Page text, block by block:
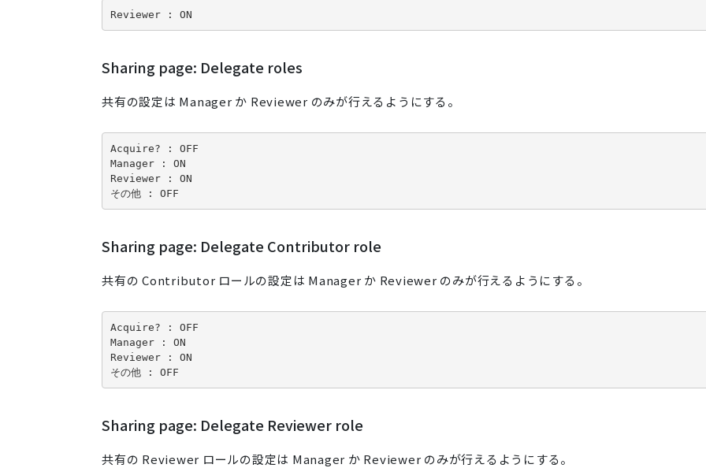
Reviewer : ON
Sharing page: Delegate roles
共有の設定は Manager か Reviewer のみが行えるようにする。
Acquire? : OFF
Manager : ON
Reviewer : ON
その他 : OFF
Sharing page: Delegate Contributor role
共有の Contributor ロールの設定は Manager か Reviewer のみが行えるようにする。
Acquire? : OFF
Manager : ON
Reviewer : ON
その他 : OFF
Sharing page: Delegate Reviewer role
共有の Reviewer ロールの設定は Manager か Reviewer のみが行えるようにする。